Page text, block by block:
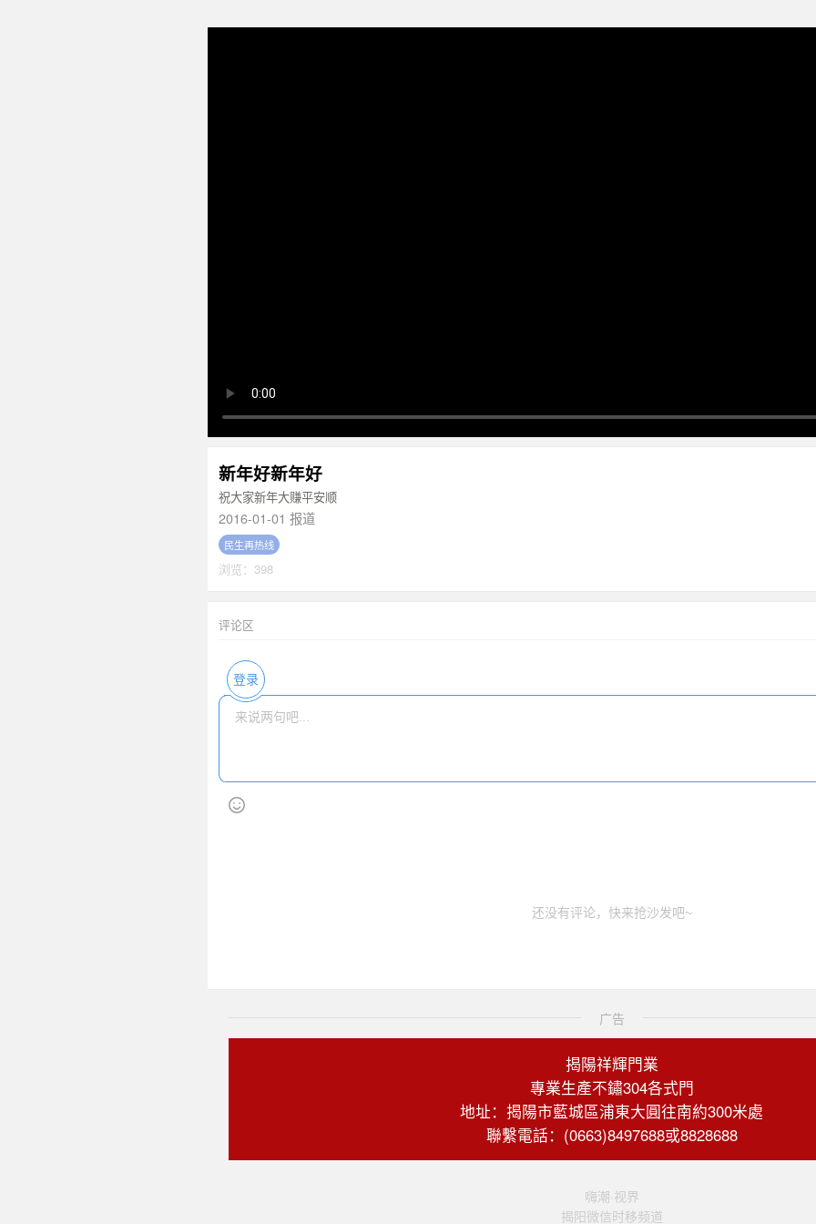
新年好新年好
祝大家新年大赚平安顺
2016-01-01 报道
民生再热线
浏览：398
评论区
登录
还没有评论，快来抢沙发吧~
广告
揭陽祥輝門業
專業生產不鏽304各式門
地址：揭陽市藍城區浦東大圓往南約300米處
聯繫電話：(0663)8497688或8828688
嗨潮·视界
揭阳微信时移频道